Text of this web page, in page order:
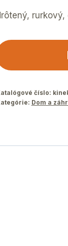
číslo:
Dom a